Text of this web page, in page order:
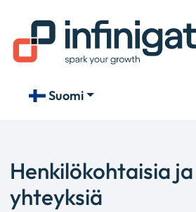
Suomi
Henkilökohtaisia
yhteyksiä